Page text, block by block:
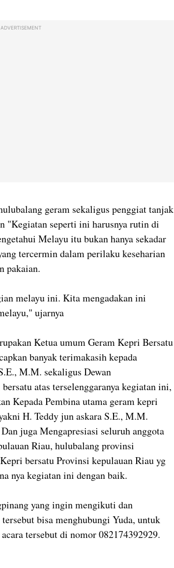
ADVERTISEMENT
geram sekaligus penggiat tanjak
"Kegiatan seperti ini harusnya rutin di
Melayu itu bukan hanya sekadar
tercermin dalam perilaku keseharian
pakaian.
melayu ini. Kita mengadakan ini
ujarnya
Ketua umum Geram Kepri Bersatu
banyak terimakasih kepada
M.M. sekaligus Dewan
atas terselenggaranya kegiatan ini,
Kepada Pembina utama geram kepri
H. Teddy jun askara S.E., M.M.
juga Mengapresiasi seluruh anggota
Riau, hulubalang provinsi
bersatu Provinsi kepulauan Riau yg
nya kegiatan ini dengan baik.
yang ingin mengikuti dan
bisa menghubungi Yuda, untuk
tersebut di nomor 082174392929.